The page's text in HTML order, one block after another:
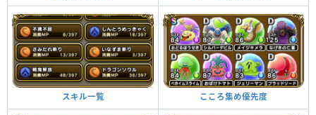
スキル一覧 こころ集め優先度